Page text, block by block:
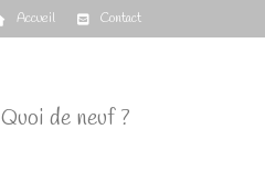
Accueil Contact
Quoi de neuf ?